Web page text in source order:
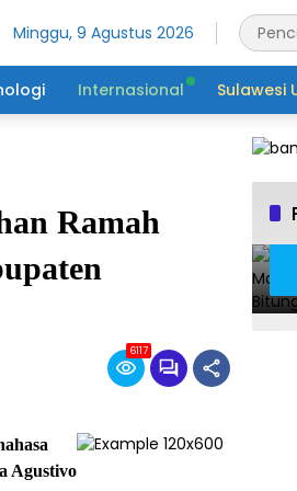
Minggu, 9 Agustus 2026
Internasional Sulawesi
Ramah
6117
Agustivo